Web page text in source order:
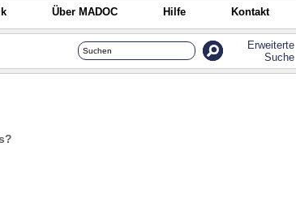
Über MADOC Hilfe Kontakt
Erweiterte
Suche